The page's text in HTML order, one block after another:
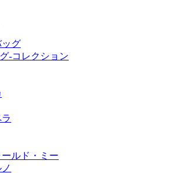
グ
-コレクション
ルド・ミー